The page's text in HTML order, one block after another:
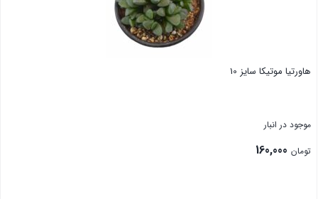
هاورتیا موتیکا سایز 10
موجود در انبار
تومان